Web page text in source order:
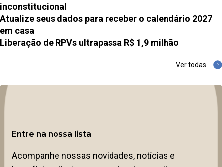
inconstitucional
Atualize seus dados para receber o calendário 2027
em casa
Liberação de RPVs ultrapassa R$ 1,9 milhão
Ver todas
Entre na nossa lista
Acompanhe nossas novidades, notícias e